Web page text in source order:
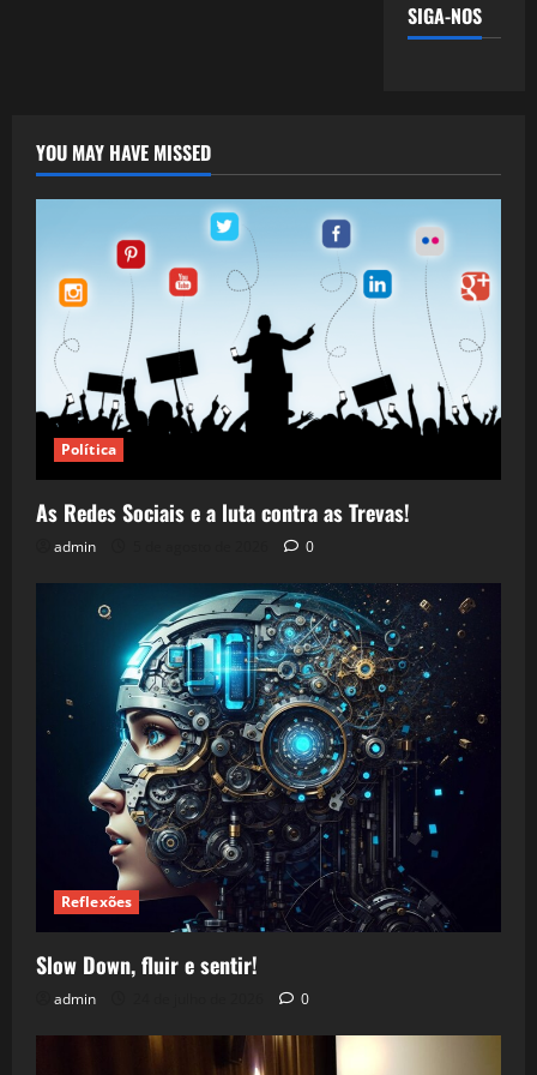
SIGA-NOS
YOU MAY HAVE MISSED
Política
As Redes Sociais e a luta contra as Trevas!
admin 0
Reflexões
Slow Down, fluir e sentir!
admin 0